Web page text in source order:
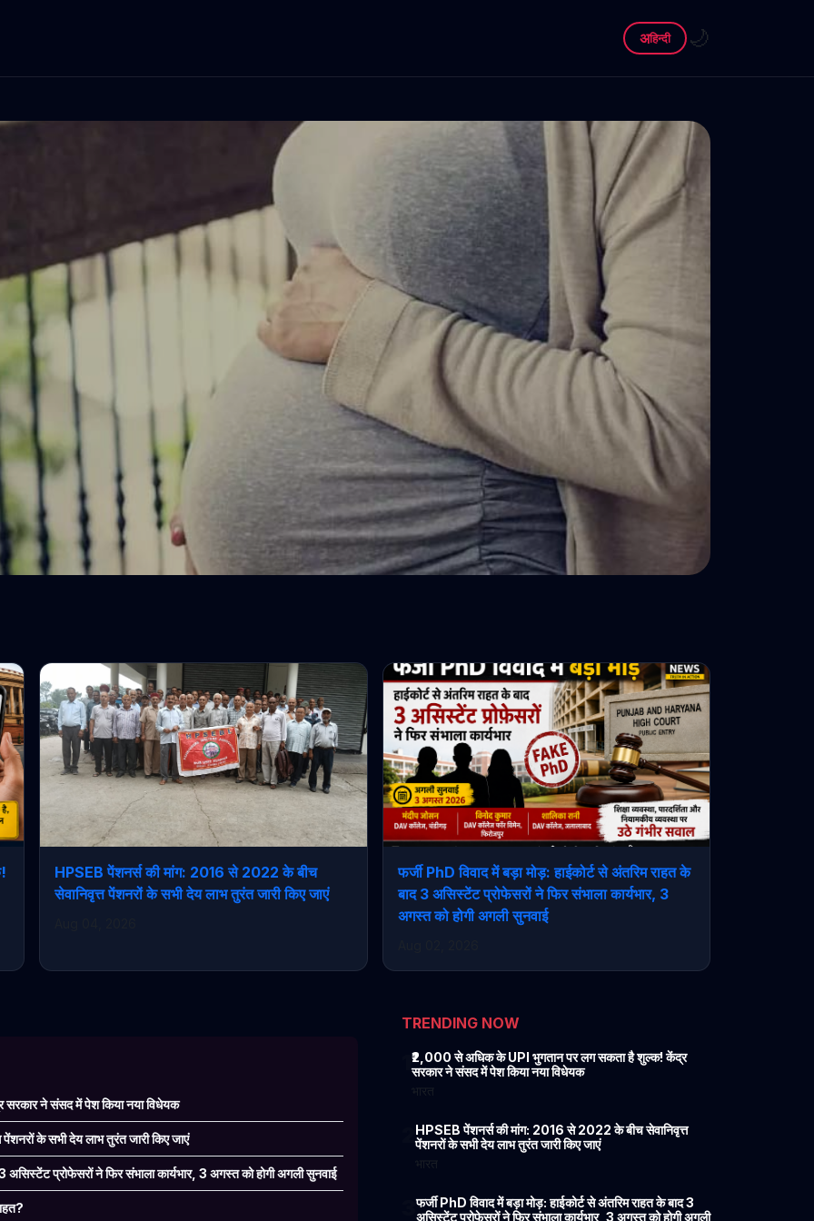
अहिन्दी 🌙
नाबालिगों का खुलासा, एक की उम्र 17 साल
निकली 15 वर्ष की
HPSEB पेंशनर्स की मांग: 2016 से 2022 के बीच
सेवानिवृत्त पेंशनरों के सभी देय लाभ तुरंत जारी किए जाएं
फर्जी PhD विवाद में बड़ा मोड़: हाईकोर्ट से अंतरिम राहत के
बाद 3 असिस्टेंट प्रोफेसरों ने फिर संभाला कार्यभार, 3
अगस्त को होगी अगली सुनवाई
ने संसद में पेश किया नया विधेयक
के सभी देय लाभ तुरंत जारी किए जाएं
असिस्टेंट प्रोफेसरों ने फिर संभाला कार्यभार, 3 अगस्त को होगी अगली सुनवाई
TRENDING NOW
1₹2,000 से अधिक के UPI भुगतान पर लग सकता है शुल्क! केंद्र
सरकार ने संसद में पेश किया नया विधेयक
2HPSEB पेंशनर्स की मांग: 2016 से 2022 के बीच सेवानिवृत्त
पेंशनरों के सभी देय लाभ तुरंत जारी किए जाएं
3फर्जी PhD विवाद में बड़ा मोड़: हाईकोर्ट से अंतरिम राहत के बाद 3
असिस्टेंट प्रोफेसरों ने फिर संभाला कार्यभार, 3 अगस्त को होगी अगली